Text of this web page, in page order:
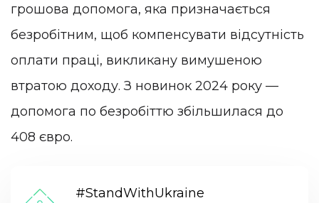
грошова допомога, яка призначається
безробітним, щоб компенсувати відсутність
оплати праці, викликану вимушеною
втратою доходу. З новинок 2024 року —
допомога по безробіттю збільшилася до
408 євро.
#StandWithUkraine